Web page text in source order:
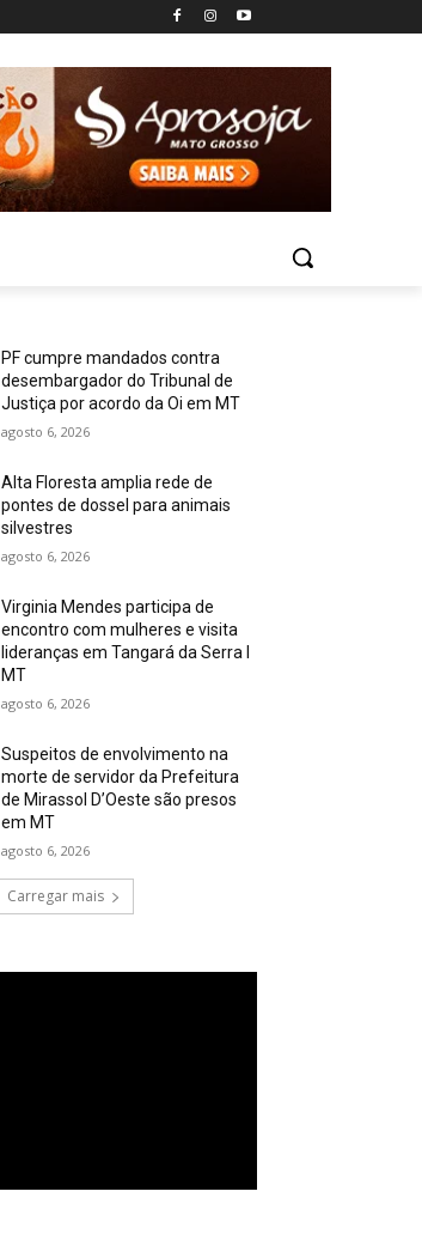
PF cumpre mandados contra
desembargador do Tribunal de
Justiça por acordo da Oi em MT
agosto 6, 2026
Alta Floresta amplia rede de
pontes de dossel para animais
silvestres
agosto 6, 2026
Virginia Mendes participa de
encontro com mulheres e visita
lideranças em Tangará da Serra I
MT
agosto 6, 2026
Suspeitos de envolvimento na
morte de servidor da Prefeitura
de Mirassol D’Oeste são presos
em MT
agosto 6, 2026
Carregar mais